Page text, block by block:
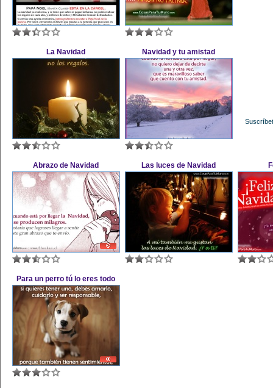
La Navidad Navidad y tu amistad
Abrazo de Navidad Las luces de Navidad
Para un perro tú lo eres todo